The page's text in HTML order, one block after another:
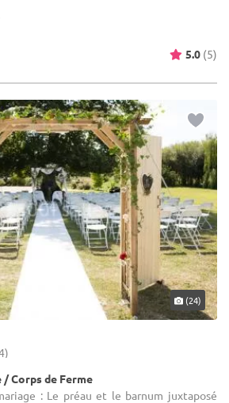
5.0 (5)
(24)
Corps de Ferme
: Le préau et le barnum juxtaposé